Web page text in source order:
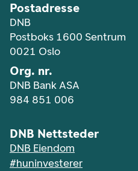
Postadresse
DNB
Postboks 1600 Sentrum
0021 Oslo
Org. nr.
DNB Bank ASA
984 851 006
DNB Nettsteder
DNB Eiendom
#huninvesterer